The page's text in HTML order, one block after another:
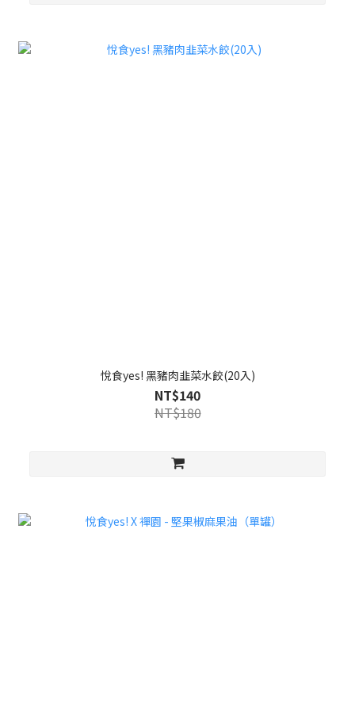
悅食yes! 黑豬肉韭菜水餃(20入)
NT$140
NT$180